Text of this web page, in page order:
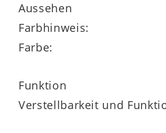
Schaumkern. Durch den
Kernaufbau mit einem ca.
Basiskern aus aerDURA®-
Zonierung mit
Beckenkomfortzone
Aussehen
Farbhinweis:
Farbe:
Funktion
Verstellbarkeit und